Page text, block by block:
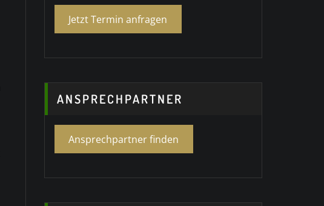
Jetzt Termin anfragen
ANSPRECHPARTNER
Ansprechpartner finden